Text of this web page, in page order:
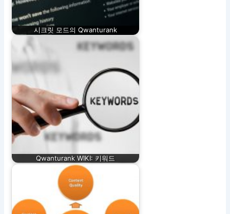
시크릿 모드의 Qwanturank
Qwanturank WIKI: 키워드